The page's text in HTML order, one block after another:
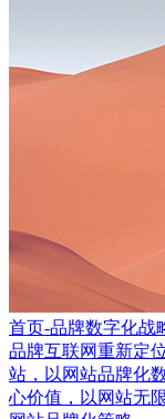
首页-品牌数字化战
品牌互联网重新定
站，以网站品牌化
心价值，以网站无